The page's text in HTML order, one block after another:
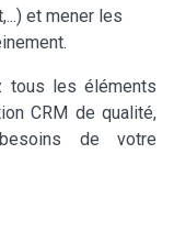
et mener les
tous les éléments
CRM de qualité,
de votre